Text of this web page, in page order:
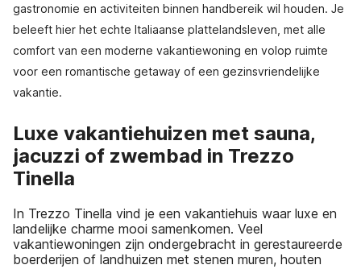
gastronomie en activiteiten binnen handbereik wil houden. Je
beleeft hier het echte Italiaanse plattelandsleven, met alle
comfort van een moderne vakantiewoning en volop ruimte
voor een romantische getaway of een gezinsvriendelijke
vakantie.
Luxe vakantiehuizen met sauna,
jacuzzi of zwembad in Trezzo
Tinella
In Trezzo Tinella vind je een vakantiehuis waar luxe en
landelijke charme mooi samenkomen. Veel
vakantiewoningen zijn ondergebracht in gerestaureerde
boerderijen of landhuizen met stenen muren, houten